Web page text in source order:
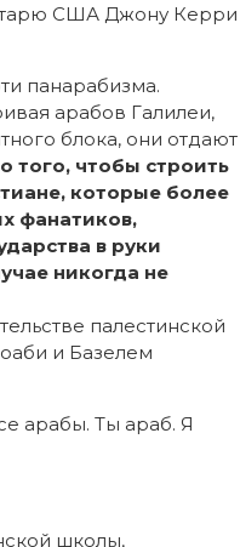
США Джону Керри
панарабизма.
арабов Галилеи,
блока, они отдают
того, чтобы строить
которые более
фанатиков,
в руки
никогда не
палестинской
и Базелем
арабы. Ты араб. Я
школы,